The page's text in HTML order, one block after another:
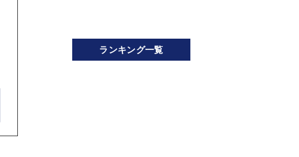
ランキング一覧